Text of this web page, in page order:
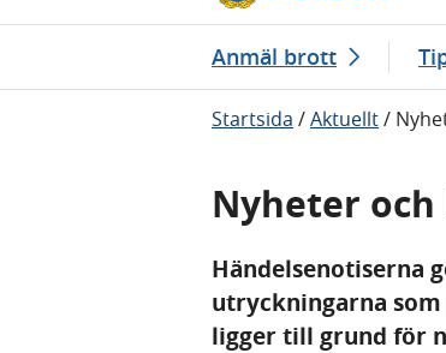
Anmäl brott
Startsida /Aktuellt/
Nyheter
Händelsenotiserna
utryckningarna
ligger till grund för